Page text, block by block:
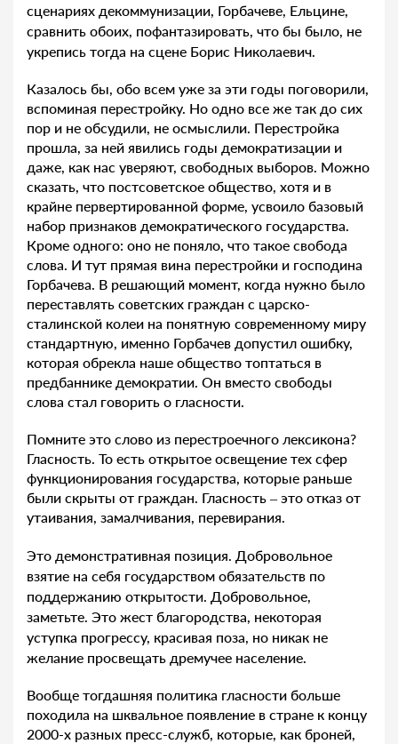
сценариях декоммунизации, Горбачеве, Ельцине,
сравнить обоих, пофантазировать, что бы было, не
укрепись тогда на сцене Борис Николаевич.
Казалось бы, обо всем уже за эти годы поговорили,
вспоминая перестройку. Но одно все же так до сих
пор и не обсудили, не осмыслили. Перестройка
прошла, за ней явились годы демократизации и
даже, как нас уверяют, свободных выборов. Можно
сказать, что постсоветское общество, хотя и в
крайне первертированной форме, усвоило базовый
набор признаков демократического государства.
Кроме одного: оно не поняло, что такое свобода
слова. И тут прямая вина перестройки и господина
Горбачева. В решающий момент, когда нужно было
переставлять советских граждан с царско-
сталинской колеи на понятную современному миру
стандартную, именно Горбачев допустил ошибку,
которая обрекла наше общество топтаться в
предбаннике демократии. Он вместо свободы
слова стал говорить о гласности.
Помните это слово из перестроечного лексикона?
Гласность. То есть открытое освещение тех сфер
функционирования государства, которые раньше
были скрыты от граждан. Гласность – это отказ от
утаивания, замалчивания, перевирания.
Это демонстративная позиция. Добровольное
взятие на себя государством обязательств по
поддержанию открытости. Добровольное,
заметьте. Это жест благородства, некоторая
уступка прогрессу, красивая поза, но никак не
желание просвещать дремучее население.
Вообще тогдашняя политика гласности больше
походила на шквальное появление в стране к концу
2000-х разных пресс-служб, которые, как броней,